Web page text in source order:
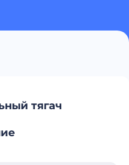
тягач